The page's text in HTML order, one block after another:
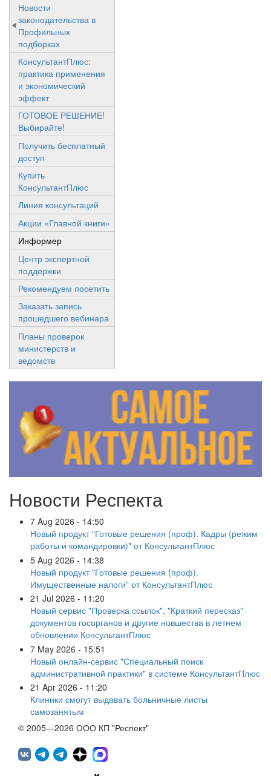
Новости
законодательства в
Профильных
подборках
КонсультантПлюс:
практика применения
и экономический
эффект
ГОТОВОЕ РЕШЕНИЕ!
Выбирайте!
Получить бесплатный
доступ
Купить
КонсультантПлюс
Линия консультаций
Акции «Главной книги»
Информер
Центр экспертной
поддержки
Рекомендуем посетить
Заказать запись
прошедшего вебинара
Планы проверок
министерств и
ведомств
Новости Респекта
7 Aug 2026 - 14:50
Новый продукт "Готовые решения (проф). Кадры (режим
работы и командировки)" от КонсультантПлюс
5 Aug 2026 - 14:38
Новый продукт "Готовые решения (проф).
Имущественные налоги" от КонсультантПлюс
21 Jul 2026 - 11:20
Новый сервис "Проверка ссылок", "Краткий пересказ"
документов госорганов и другие новшества в летнем
обновлении КонсультантПлюс
7 May 2026 - 15:51
Новый онлайн-сервис "Специальный поиск
административной практики" в системе КонсультантПлюс
21 Apr 2026 - 11:20
Клиники смогут выдавать больничные листы
самозанятым
© 2005—2026 ООО КП "Респект"